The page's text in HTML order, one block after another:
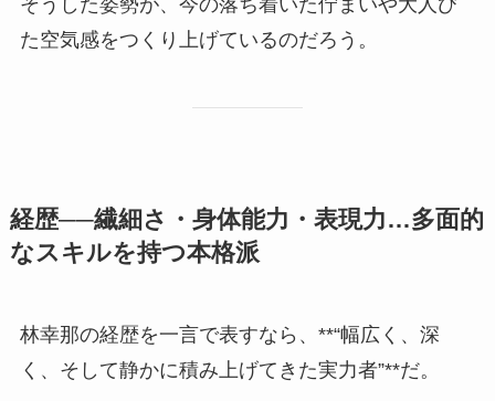
そうした姿勢が、今の落ち着いた佇まいや大人び
た空気感をつくり上げているのだろう。
経歴──繊細さ・身体能力・表現力…多面的
なスキルを持つ本格派
林幸那の経歴を一言で表すなら、**“幅広く、深
く、そして静かに積み上げてきた実力者”**だ。